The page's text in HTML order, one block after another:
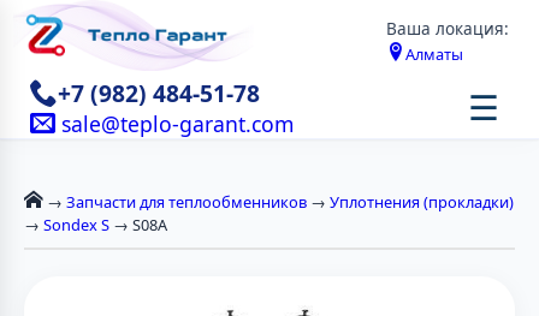
Ваша локация:
Алматы
+7 (982) 484-51-78
sale@teplo-garant.com ☰
→ Запчасти для теплообменников → Уплотнения (прокладки)
→ Sondex S → S08A